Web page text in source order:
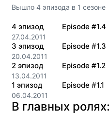
Вышло 4 эпизода в 1 сезоне
4 эпизод
27.04.2011
Episode #1.4
3 эпизод
20.04.2011
Episode #1.3
2 эпизод
13.04.2011
Episode #1.2
1 эпизод
06.04.2011
Episode #1.1
В главных ролях: